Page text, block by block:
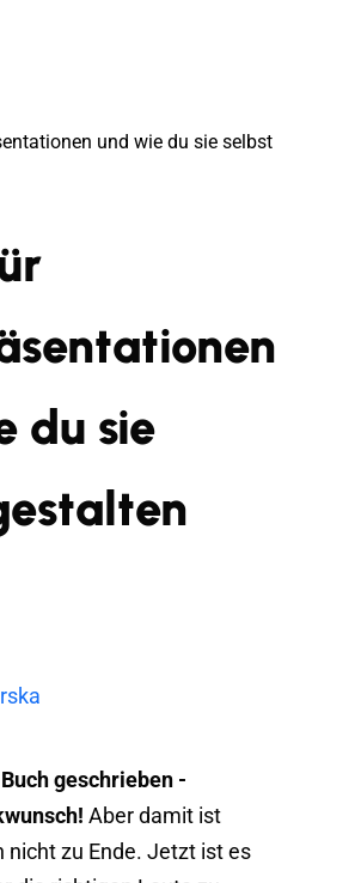
und wie du sie selbst
du sie
geschrieben -
Aber damit ist
nicht zu Ende. Jetzt ist es